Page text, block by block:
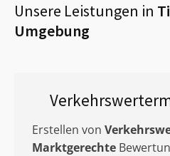
Unsere Leistungen in
Umgebung
Erstellen von
Marktgerechte